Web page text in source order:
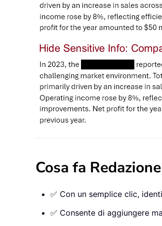
Cosa fa
✅ Con un semplice clic,
✅ Consente di aggiungere